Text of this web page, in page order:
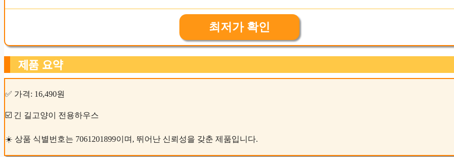
최저가 확인
제품 요약
✅ 가격: 16,490원
☑️ 긴 길고양이 전용하우스
☀️ 상품 식별번호는 7061201899이며, 뛰어난 신뢰성을 갖춘 제품입니다.